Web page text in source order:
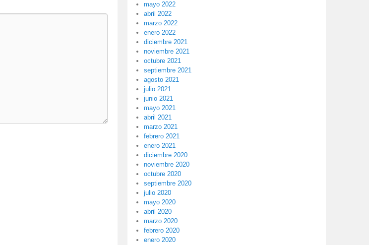
mayo 2022
abril 2022
marzo 2022
enero 2022
diciembre 2021
noviembre 2021
octubre 2021
septiembre 2021
agosto 2021
julio 2021
junio 2021
mayo 2021
abril 2021
marzo 2021
febrero 2021
enero 2021
diciembre 2020
noviembre 2020
octubre 2020
septiembre 2020
julio 2020
mayo 2020
abril 2020
marzo 2020
febrero 2020
enero 2020